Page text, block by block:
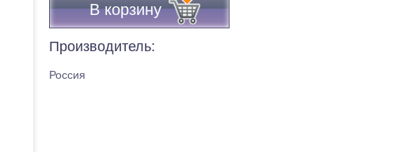
В корзину
Производитель:
Россия